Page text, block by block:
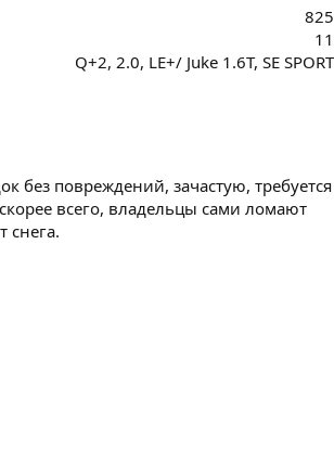
825
11
Q+2, 2.0, LE+/ Juke 1.6T, SE SPORT
без повреждений, зачастую, требуется
всего, владельцы сами ломают
снега.